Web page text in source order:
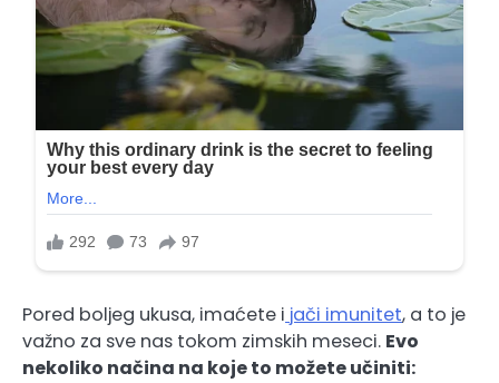
Pored boljeg ukusa, imaćete i jači imunitet, a to je
važno za sve nas tokom zimskih meseci. Evo
nekoliko načina na koje to možete učiniti: